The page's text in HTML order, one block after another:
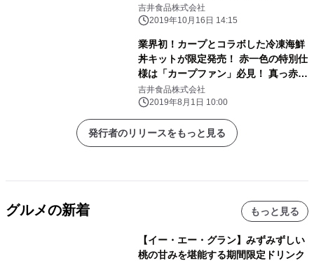
ス
吉井食品株式会社
2019年10月16日 14:15
業界初！カープとコラボした冷凍海鮮
丼キットが限定発売！ 赤一色の特別仕
様は「カープファン」必見！ 真っ赤な
カタログ海鮮ギフトも注目
吉井食品株式会社
2019年8月1日 10:00
発行者のリリースをもっと見る
グルメの新着 もっと見る
【イー・エー・グラン】みずみずしい
桃の甘みを堪能する期間限定ドリンク